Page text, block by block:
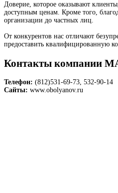
Доверие, которое оказывают
доступным ценам. Кроме того,
организации до частных лиц.
От конкурентов нас отличают
предоставить квалифицированную
Контакты
Телефон: (812)531-69-73, 532-90-14
Сайты: www.obolyanov.ru